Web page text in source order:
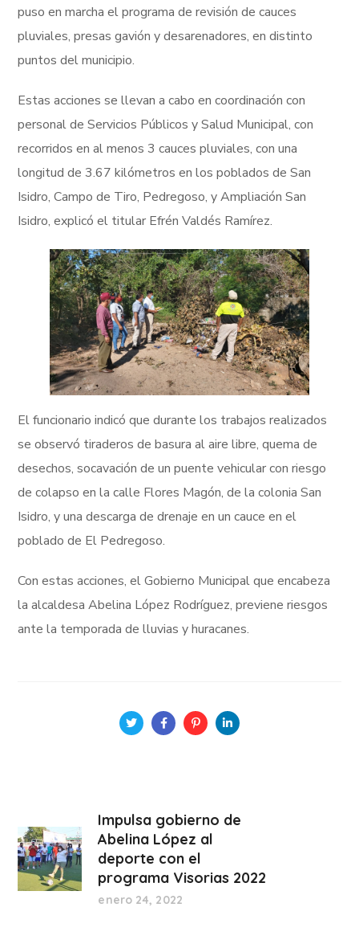
puso en marcha el programa de revisión de cauces
pluviales, presas gavión y desarenadores, en distinto
puntos del municipio.
Estas acciones se llevan a cabo en coordinación con
personal de Servicios Públicos y Salud Municipal, con
recorridos en al menos 3 cauces pluviales, con una
longitud de 3.67 kilómetros en los poblados de San
Isidro, Campo de Tiro, Pedregoso, y Ampliación San
Isidro, explicó el titular Efrén Valdés Ramírez.
El funcionario indicó que durante los trabajos realizados
se observó tiraderos de basura al aire libre, quema de
desechos, socavación de un puente vehicular con riesgo
de colapso en la calle Flores Magón, de la colonia San
Isidro, y una descarga de drenaje en un cauce en el
poblado de El Pedregoso.
Con estas acciones, el Gobierno Municipal que encabeza
la alcaldesa Abelina López Rodríguez, previene riesgos
ante la temporada de lluvias y huracanes.
Impulsa gobierno de
Abelina López al
deporte con el
programa Visorias 2022
enero 24, 2022